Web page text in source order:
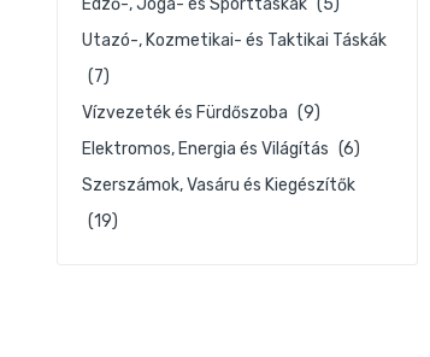
Edző-, Jóga- és Sporttáskák (5)
Utazó-, Kozmetikai- és Taktikai Táskák
(7)
Vízvezeték és Fürdőszoba (9)
Elektromos, Energia és Világítás (6)
Szerszámok, Vasáru és Kiegészítők
(19)